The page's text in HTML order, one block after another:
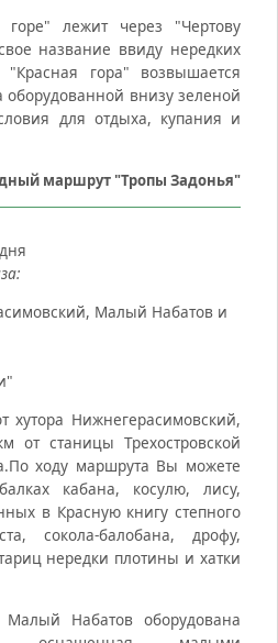
лежит через "Чертову
название ввиду нередких
гора" возвышается
внизу зеленой
для отдыха, купания и
маршрут "Тропы Задонья"
Малый Набатов и
хутора Нижнегерасимовский,
от станицы Трехостровской
ходу маршрута Вы можете
кабана, косулю, лису,
в Красную книгу степного
сокола-балобана, дрофу,
нередки плотины и хатки
Малый Набатов оборудована